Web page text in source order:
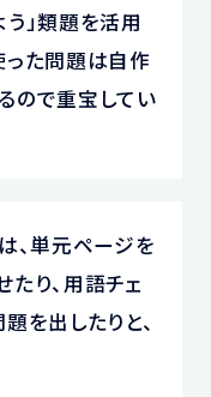
」類題を活用
った問題は自作
ので重宝してい
、単元ページを
り、用語チェ
を出したりと、